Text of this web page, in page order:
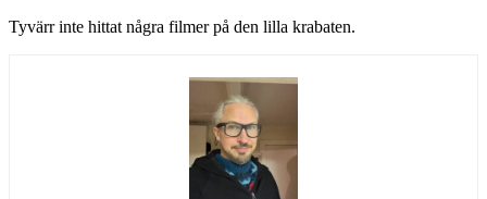
Tyvärr inte hittat några filmer på den lilla krabaten.